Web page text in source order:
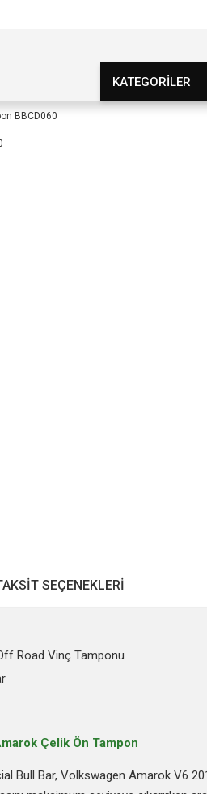
KATEGORİLER
BBCD060
SEÇENEKLERI
Road Vinç Tamponu
Çelik Ön Tampon
Bull Bar, Volkswagen Amarok V6